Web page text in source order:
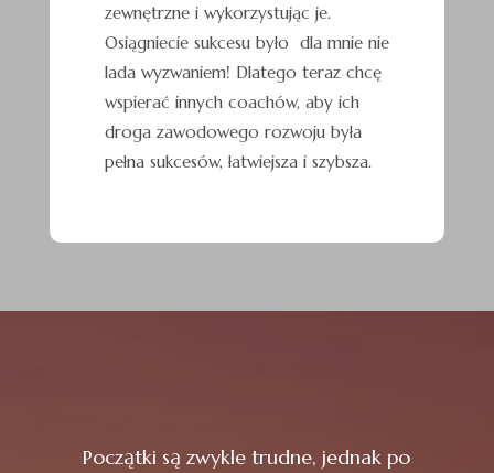
zewnętrzne i wykorzystując je.
Osiągniecie sukcesu było dla mnie nie
lada wyzwaniem! Dlatego teraz chcę
wspierać innych coachów, aby ich
droga zawodowego rozwoju była
pełna sukcesów, łatwiejsza i szybsza.
Początki są zwykle trudne, jednak po